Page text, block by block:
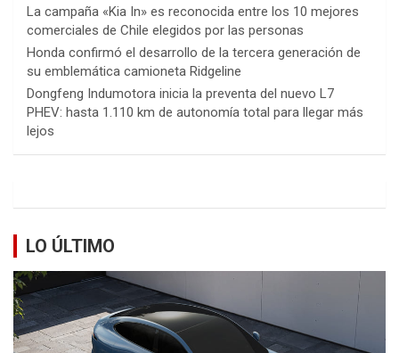
La campaña «Kia In» es reconocida entre los 10 mejores
comerciales de Chile elegidos por las personas
Honda confirmó el desarrollo de la tercera generación de
su emblemática camioneta Ridgeline
Dongfeng Indumotora inicia la preventa del nuevo L7
PHEV: hasta 1.110 km de autonomía total para llegar más
lejos
LO ÚLTIMO